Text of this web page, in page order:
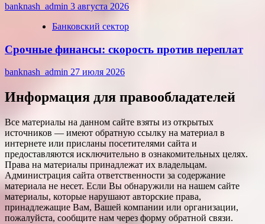
banknash_admin 3 августа 2026
Банковский сектор
Срочные финансы: скорость против переплат
banknash_admin 27 июля 2026
Информация для правообладателей
Все материалы на данном сайте взяты из открытых
источников — имеют обратную ссылку на материал в
интернете или присланы посетителями сайта и
предоставляются исключительно в ознакомительных целях.
Права на материалы принадлежат их владельцам.
Администрация сайта ответственности за содержание
материала не несет. Если Вы обнаружили на нашем сайте
материалы, которые нарушают авторские права,
принадлежащие Вам, Вашей компании или организации,
пожалуйста, сообщите нам через форму обратной связи.